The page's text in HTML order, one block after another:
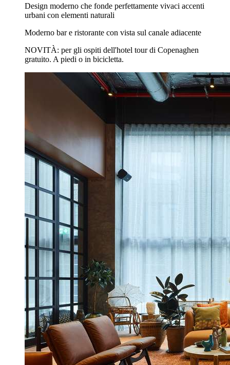
Design moderno che fonde perfettamente vivaci accenti
urbani con elementi naturali
Moderno bar e ristorante con vista sul canale adiacente
NOVITÀ: per gli ospiti dell'hotel tour di Copenaghen
gratuito. A piedi o in bicicletta.